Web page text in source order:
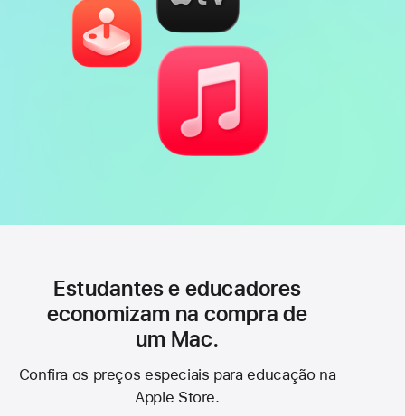
Estudantes e educadores
economizam na compra de
um Mac.
Confira os preços especiais para educação na
Apple Store.